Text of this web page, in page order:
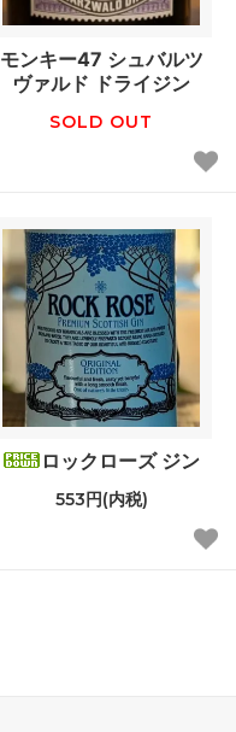
モンキー47 シュバルツ
ヴァルド ドライジン
SOLD OUT
ロックローズ ジン
553円(内税)